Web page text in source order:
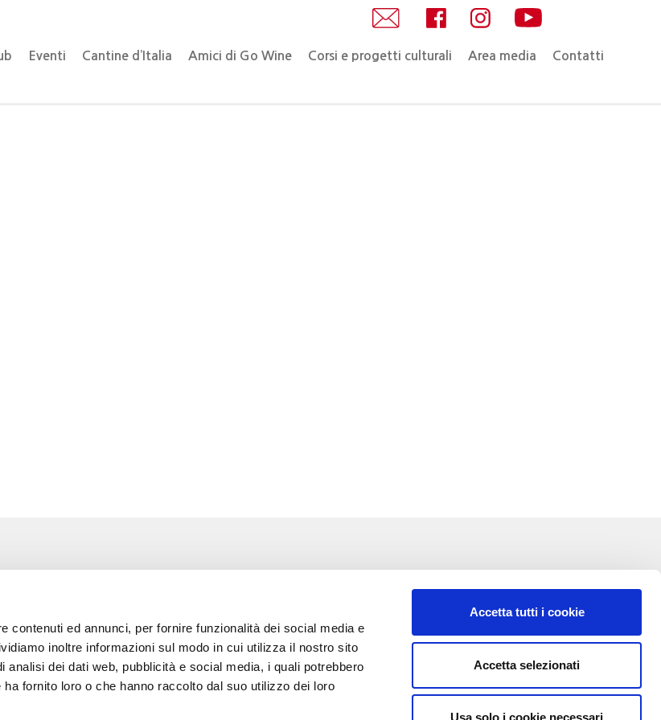
contenuti ed annunci, per fornire funzionalità dei social media e
inoltre informazioni sul modo in cui utilizza il nostro sito
analisi dei dati web, pubblicità e social media, i quali potrebbero
fornito loro o che hanno raccolto dal suo utilizzo dei loro
Accetta tutti i cookie
Accetta selezionati
Usa solo i cookie necessari
Eventi Cantine d’Italia Amici di Go Wine Corsi e progetti culturali Area media Contatti
Wine
12051 Alba (Cn)
tel. +39 0173 364631
Codice fiscale e P.IVA: